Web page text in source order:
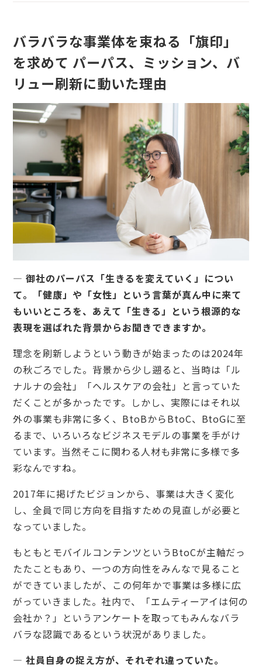
バラバラな事業体を束ねる「旗印」
を求めて パーパス、ミッション、バ
リュー刷新に動いた理由
— 御社のパーパス「生きるを変えていく」につい
て。「健康」や「女性」という言葉が真ん中に来て
もいいところを、あえて「生きる」という根源的な
表現を選ばれた背景からお聞きできますか。
理念を刷新しようという動きが始まったのは2024年
の秋ごろでした。背景から少し遡ると、当時は「ル
ナルナの会社」「ヘルスケアの会社」と言っていた
だくことが多かったです。しかし、実際にはそれ以
外の事業も非常に多く、BtoBからBtoC、BtoGに至
るまで、いろいろなビジネスモデルの事業を手がけ
ています。当然そこに関わる人材も非常に多様で多
彩なんですね。
2017年に掲げたビジョンから、事業は大きく変化
し、全員で同じ方向を目指すための見直しが必要と
なっていました。
もともとモバイルコンテンツというBtoCが主軸だっ
たたこともあり、一つの方向性をみんなで見ること
ができていましたが、この何年かで事業は多様に広
がっていきました。社内で、「エムティーアイは何の
会社か？」というアンケートを取ってもみんなバラ
バラな認識であるという状況がありました。
— 社員自身の捉え方が、それぞれ違っていた。